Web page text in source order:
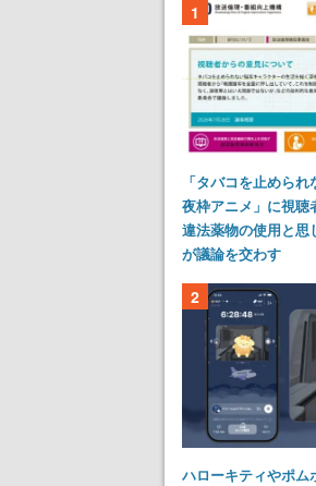
1
「タバコを止めら
夜枠アニメ」に視聴
違法薬物の使用と思
が議論を交わす
2
ハローキティやポム